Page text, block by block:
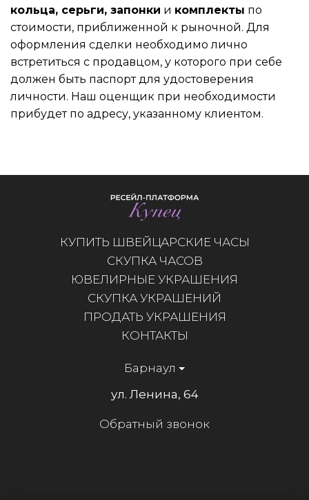
кольца, серьги, запонки и комплекты по
стоимости, приближенной к рыночной. Для
оформления сделки необходимо лично
встретиться с продавцом, у которого при себе
должен быть паспорт для удостоверения
личности. Наш оценщик при необходимости
прибудет по адресу, указанному клиентом.
КУПИТЬ ШВЕЙЦАРСКИЕ ЧАСЫ
СКУПКА ЧАСОВ
ЮВЕЛИРНЫЕ УКРАШЕНИЯ
СКУПКА УКРАШЕНИЙ
ПРОДАТЬ УКРАШЕНИЯ
КОНТАКТЫ
Барнаул
ул. Ленина, 64
Обратный звонок